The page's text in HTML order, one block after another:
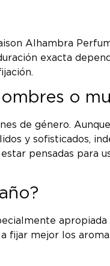
Alhambra
exacta
o
de género.
y sofisticados,
pensadas para
mejor los